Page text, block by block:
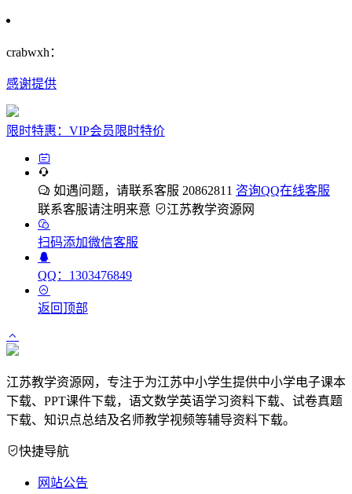
crabwxh：
感谢提供
限时特惠：VIP会员限时特价
如遇问题，请联系客服 20862811 咨询QQ在线客服
联系客服请注明来意
江苏教学资源网
扫码添加微信客服
QQ：1303476849
返回顶部
江苏教学资源网，专注于为江苏中小学生提供中小学电子课本
下载、PPT课件下载，语文数学英语学习资料下载、试卷真题
下载、知识点总结及名师教学视频等辅导资料下载。
快捷导航
网站公告